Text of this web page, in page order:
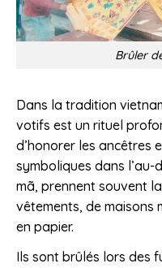
Brûler
Dans la tradition
votifs est un rituel
d’honorer les ancêtres
symboliques dans l’au-
mã, prennent souvent
vêtements, de maisons
en papier.
Ils sont brûlés lors des